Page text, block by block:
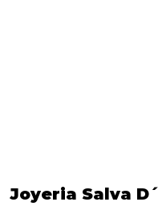
Joyeria Salva